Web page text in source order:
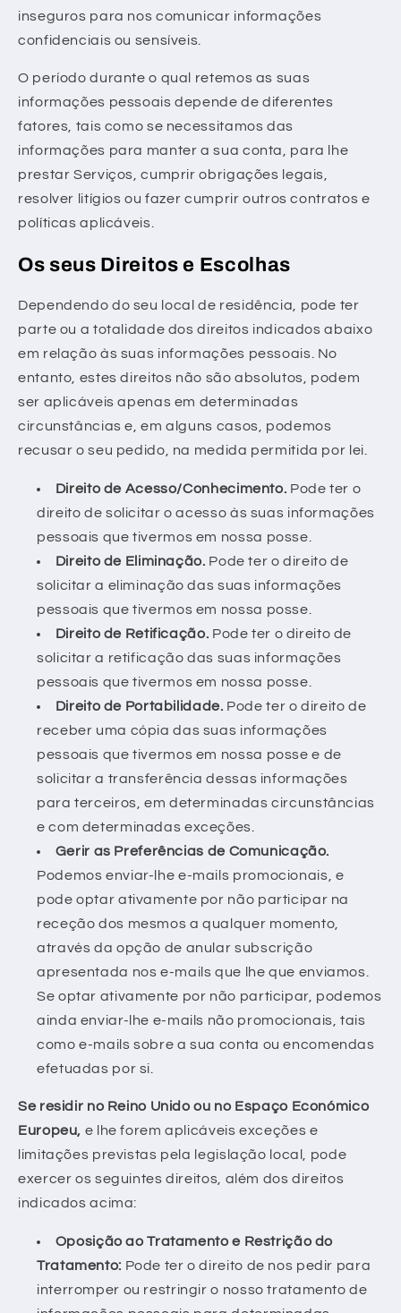
inseguros para nos comunicar informações
confidenciais ou sensíveis.
O período durante o qual retemos as suas
informações pessoais depende de diferentes
fatores, tais como se necessitamos das
informações para manter a sua conta, para lhe
prestar Serviços, cumprir obrigações legais,
resolver litígios ou fazer cumprir outros contratos e
políticas aplicáveis.
Os seus Direitos e Escolhas
Dependendo do seu local de residência, pode ter
parte ou a totalidade dos direitos indicados abaixo
em relação às suas informações pessoais. No
entanto, estes direitos não são absolutos, podem
ser aplicáveis apenas em determinadas
circunstâncias e, em alguns casos, podemos
recusar o seu pedido, na medida permitida por lei.
Direito de Acesso/Conhecimento. Pode ter o
direito de solicitar o acesso às suas informações
pessoais que tivermos em nossa posse.
Direito de Eliminação. Pode ter o direito de
solicitar a eliminação das suas informações
pessoais que tivermos em nossa posse.
Direito de Retificação. Pode ter o direito de
solicitar a retificação das suas informações
pessoais que tivermos em nossa posse.
Direito de Portabilidade. Pode ter o direito de
receber uma cópia das suas informações
pessoais que tivermos em nossa posse e de
solicitar a transferência dessas informações
para terceiros, em determinadas circunstâncias
e com determinadas exceções.
Gerir as Preferências de Comunicação.
Podemos enviar-lhe e-mails promocionais, e
pode optar ativamente por não participar na
receção dos mesmos a qualquer momento,
através da opção de anular subscrição
apresentada nos e-mails que lhe que enviamos.
Se optar ativamente por não participar, podemos
ainda enviar-lhe e-mails não promocionais, tais
como e-mails sobre a sua conta ou encomendas
efetuadas por si.
Se residir no Reino Unido ou no Espaço Económico
Europeu, e lhe forem aplicáveis exceções e
limitações previstas pela legislação local, pode
exercer os seguintes direitos, além dos direitos
indicados acima:
Oposição ao Tratamento e Restrição do
Tratamento: Pode ter o direito de nos pedir para
interromper ou restringir o nosso tratamento de